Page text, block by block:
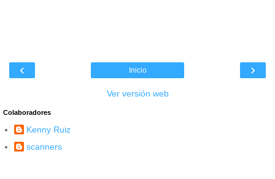
‹ ›
Inicio
Ver versión web
Colaboradores
Kenny Ruiz
scanners